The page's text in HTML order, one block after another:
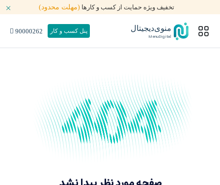
تخفیف ویژه حمایت از کسب و کارها (مهلت محدود)
منوی‌دیجیتال
MenuDigital
پنل کسب و کار 90000262